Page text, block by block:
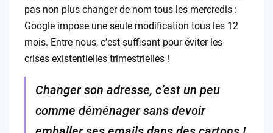
pas non plus changer de nom tous les mercredis :
Google impose une seule modification tous les 12
mois. Entre nous, c’est suffisant pour éviter les
crises existentielles trimestrielles !
Changer son adresse, c’est un peu
comme déménager sans devoir